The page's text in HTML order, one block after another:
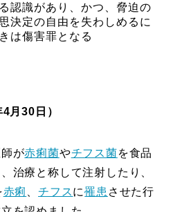
認識があり、かつ、脅迫の
決定の自由を失わしめるに
は傷害罪となる
月30日）
が赤痢菌やチフス菌を食品
治療と称して注射したり、
赤痢 、チフスに罹患 させた行